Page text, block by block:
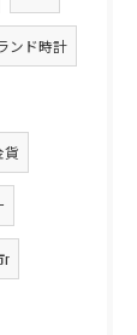
ンド時計
貨
r